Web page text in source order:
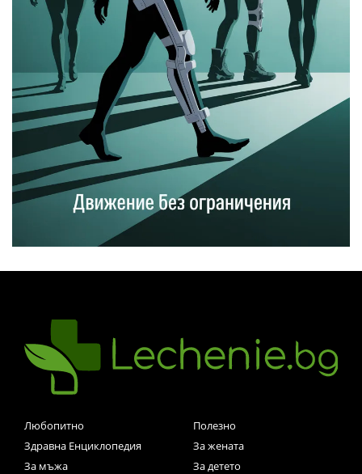
Любопитно
Полезно
Здравна Енциклопедия
За жената
За мъжа
За детето